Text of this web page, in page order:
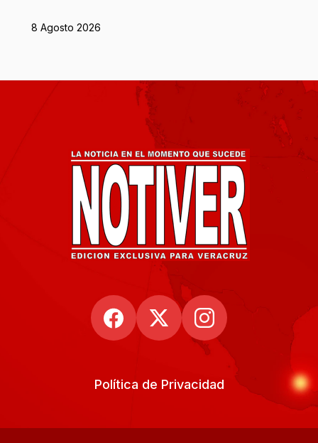
8 Agosto 2026
Política de Privacidad